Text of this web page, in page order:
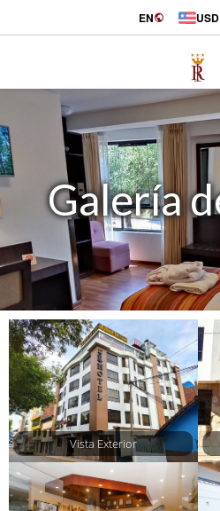
EN
Galería
Vista Exterior